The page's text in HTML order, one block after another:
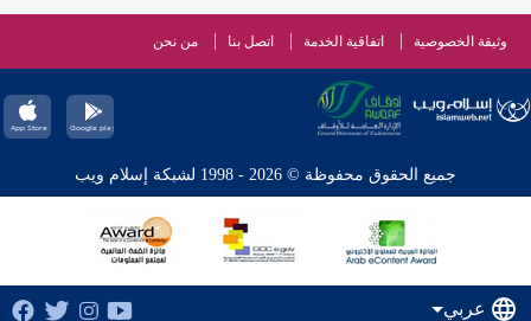
وثيقة الخصوصية اتفاقية الخدمة اتصل بنا من نحن
جميع الحقوق محفوظة © 2026 - 1998 لشبكة إسلام ويب
عربي